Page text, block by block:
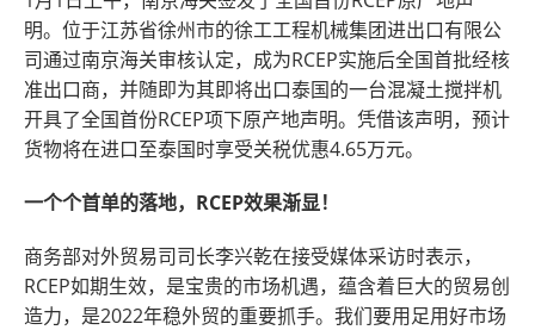
明。位于江苏省徐州市的徐工工程机械集团进出口有限公
司通过南京海关审核认定，成为RCEP实施后全国首批经核
准出口商，并随即为其即将出口泰国的一台混凝土搅拌机
开具了全国首份RCEP项下原产地声明。凭借该声明，预计
货物将在进口至泰国时享受关税优惠4.65万元。
一个个首单的落地，RCEP效果渐显！
商务部对外贸易司司长李兴乾在接受媒体采访时表示，
RCEP如期生效，是宝贵的市场机遇，蕴含着巨大的贸易创
造力，是2022年稳外贸的重要抓手。我们要用足用好市场